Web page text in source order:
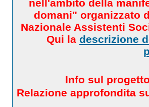
nell'ambito della
domani" organizzato
Nazionale Assistenti
Qui la descrizione
Info sul
Relazione approfondita